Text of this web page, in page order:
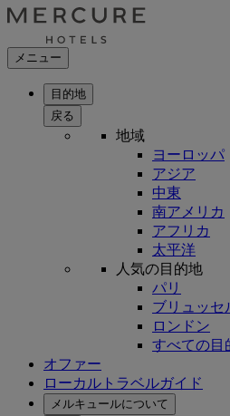
メニュー
目的地
戻る
地域
ヨーロッパ
アジア
中東
南アメリカ
アフリカ
太平洋
人気の目的地
パリ
ブリュッセ
ロンドン
すべての目
オファー
ローカルトラベルガイド
メルキュールについて